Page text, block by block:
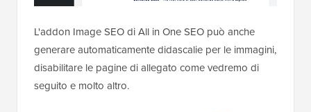
L'addon Image SEO di All in One SEO può anche
generare automaticamente didascalie per le immagini,
disabilitare le pagine di allegato come vedremo di
seguito e molto altro.